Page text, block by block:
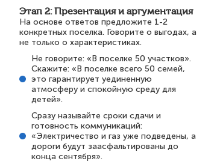
Этап 2: Презентация и аргументация
На основе ответов предложите 1-2
конкретных поселка. Говорите о выгодах, а
не только о характеристиках.
Не говорите: «В поселке 50 участков».
Скажите: «В поселке всего 50 семей,
это гарантирует уединенную
атмосферу и спокойную среду для
детей».
Сразу называйте сроки сдачи и
готовность коммуникаций:
«Электричество и газ уже подведены, а
дороги будут заасфальтированы до
конца сентября».